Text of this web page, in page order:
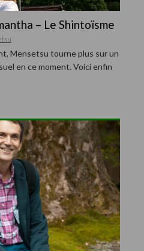
– Le Shintoïsme
Mensetsu tourne plus sur un
en ce moment. Voici enfin